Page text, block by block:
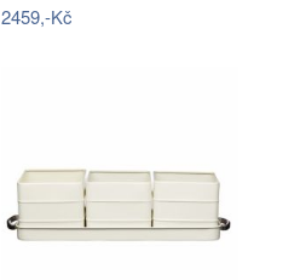
2459,-Kč